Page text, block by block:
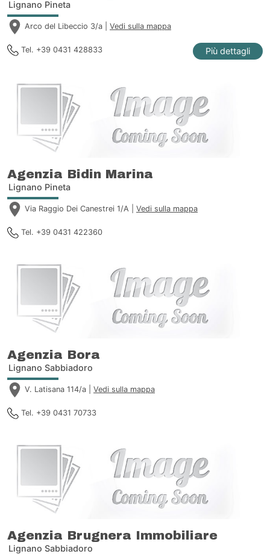
Lignano Pineta
Arco del Libeccio 3/a | Vedi sulla mappa
Tel. +39 0431 428833 Più dettagli
Agenzia Bidin Marina
Lignano Pineta
Via Raggio Dei Canestrei 1/A | Vedi sulla mappa
Tel. +39 0431 422360
Agenzia Bora
Lignano Sabbiadoro
V. Latisana 114/a | Vedi sulla mappa
Tel. +39 0431 70733
Agenzia Brugnera Immobiliare
Lignano Sabbiadoro